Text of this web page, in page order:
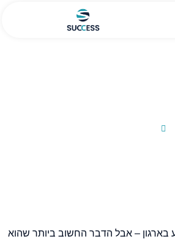
בארגון – אבל הדבר החשוב ביותר שהוא